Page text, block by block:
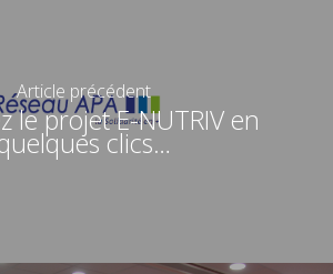
Article précédent
le projet E-NUTRIV en
clics…